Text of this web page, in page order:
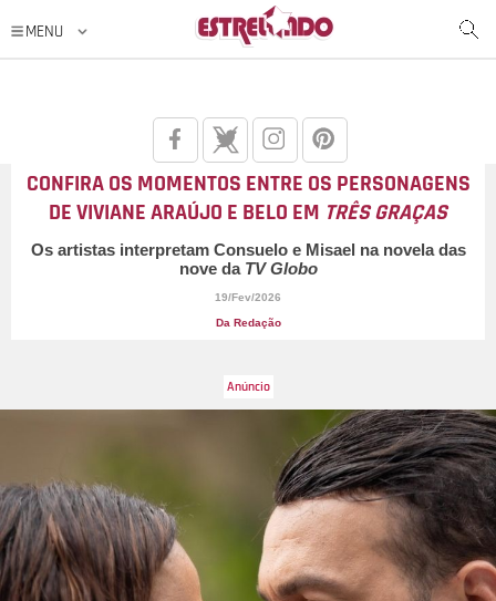
CONFIRA OS MOMENTOS ENTRE OS PERSONAGENS
DE VIVIANE ARAÚJO E BELO EM TRÊS GRAÇAS
Os artistas interpretam Consuelo e Misael na novela das
nove da TV Globo
19/Fev/2026
Da Redação